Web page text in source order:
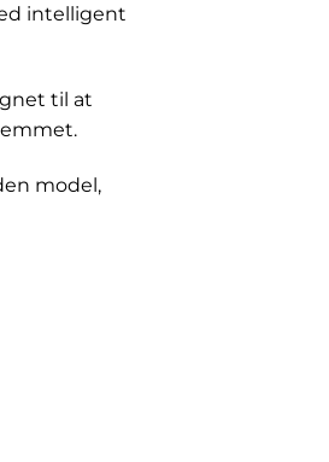
intelligent
til at
model,